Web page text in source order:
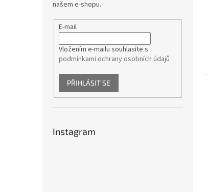
našem e-shopu.
E-mail
Vložením e-mailu souhlasíte s
podmínkami ochrany osobních údajů
PŘIHLÁSIT SE
Instagram